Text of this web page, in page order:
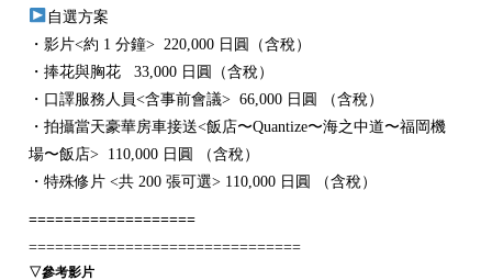
自選方案
・影片<約 1 分鐘> 220,000 日圓（含稅）
・捧花與胸花 33,000 日圓（含稅）
・口譯服務人員<含事前會議> 66,000 日圓 （含稅）
・拍攝當天豪華房車接送<飯店〜Quantize〜海之中道〜福岡機
場〜飯店> 110,000 日圓 （含稅）
・特殊修片 <共 200 張可選> 110,000 日圓 （含稅）
===================
===============================
▽參考影片